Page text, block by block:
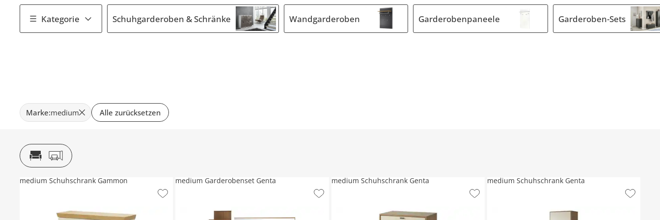
Kategorie Schuhgarderoben & Schränke Wandgarderoben Garderobenpaneele Garderoben-Sets
Marke:medium Alle zurücksetzen
medium Schuhschrank Gammon medium Garderobenset Genta medium Schuhschrank Genta medium Schuhschrank Genta